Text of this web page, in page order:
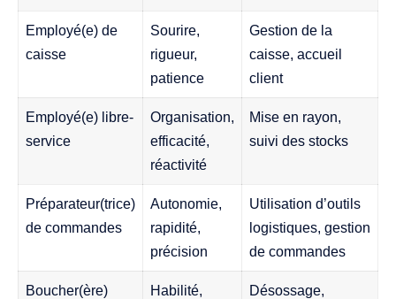
Employé(e) de
caisse
Sourire,
rigueur,
patience
Gestion de la
caisse, accueil
client
Employé(e) libre-
service
Organisation,
efficacité,
réactivité
Mise en rayon,
suivi des stocks
Préparateur(trice)
de commandes
Autonomie,
rapidité,
précision
Utilisation d’outils
logistiques, gestion
de commandes
Boucher(ère)
Habilité,
Désossage,